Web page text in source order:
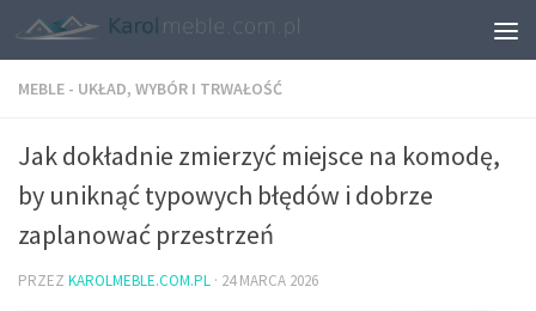
MEBLE - UKŁAD, WYBÓR I TRWAŁOŚĆ
Jak dokładnie zmierzyć miejsce na komodę,
by uniknąć typowych błędów i dobrze
zaplanować przestrzeń
PRZEZ KAROLMEBLE.COM.PL · 24 MARCA 2026